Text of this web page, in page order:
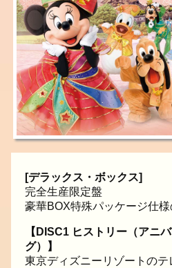
[デラックス・ボックス]
完全生産限定盤
豪華BOX特殊パッケージ仕様
【DISC1 ヒストリー（アニ
グ）】
東京ディズニーリゾートの